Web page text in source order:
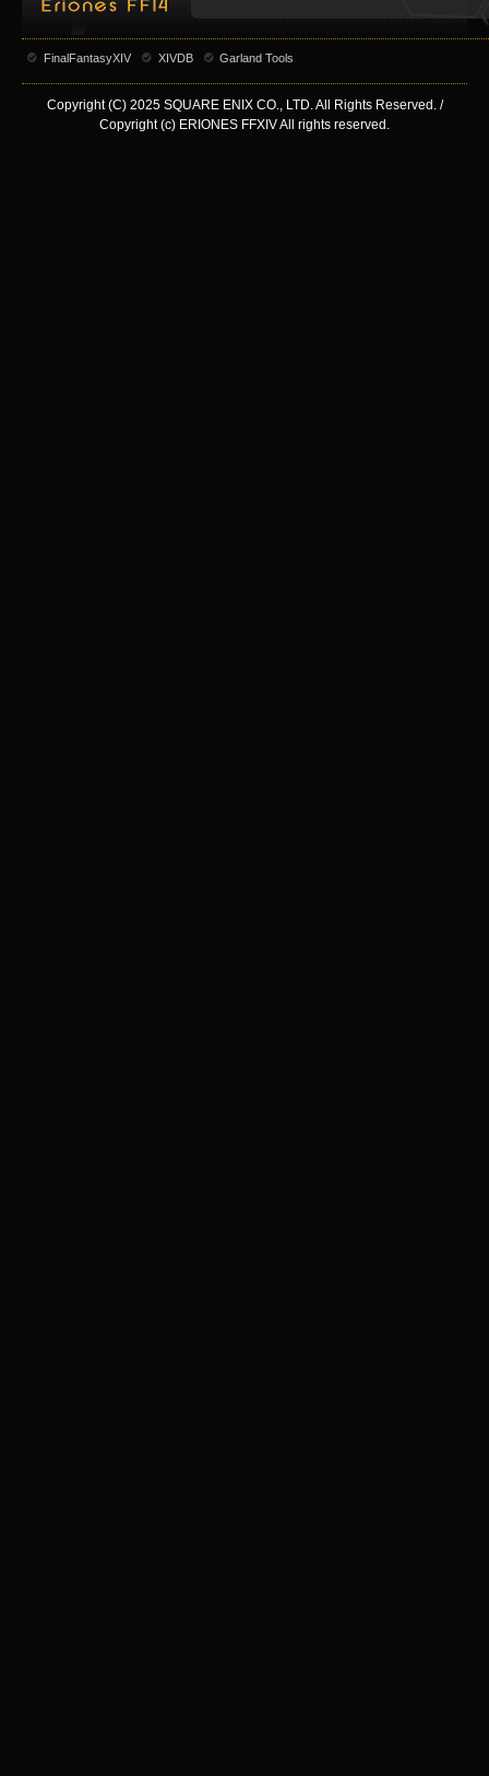
FinalFantasyXIV XIVDB Garland Tools
Copyright (C) 2025 SQUARE ENIX CO., LTD. All Rights Reserved. /
Copyright (c) ERIONES FFXIV All rights reserved.